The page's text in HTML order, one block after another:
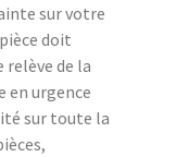
sur votre
doit
de la
en urgence
sur toute la